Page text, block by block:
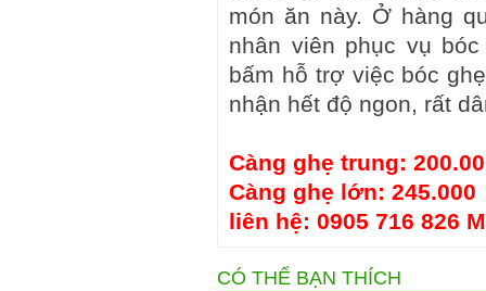
món ăn này. Ở hàng
nhân viên phục vụ
bấm hỗ trợ việc bóc
nhận hết độ ngon, rất
Càng ghẹ trung:
Càng ghẹ lớn: 245.000
liên hệ: 0905 716 826
CÓ THỂ BẠN THÍCH